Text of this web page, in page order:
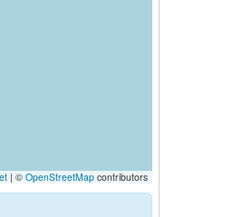
| © OpenStreetMap contributors